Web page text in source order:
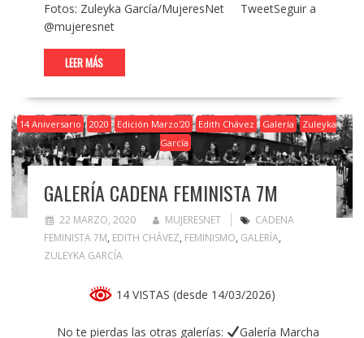
Fotos: Zuleyka García/MujeresNet TweetSeguir a
@mujeresnet
LEER MÁS
14 Aniversario 2020 Edición Marzo'20 Edith Chávez Galería
Zuleyka
García
GALERÍA CADENA FEMINISTA 7M
22 MARZO, 2020 MUJERESNET
CADENA
FEMINISTA 7M, EDITH CHÁVEZ, FEMINISMO, GALERÍA,
ZULEYKA GARCÍA
14 VISTAS (desde 14/03/2026)
No te pierdas las otras galerías: Galería Marcha